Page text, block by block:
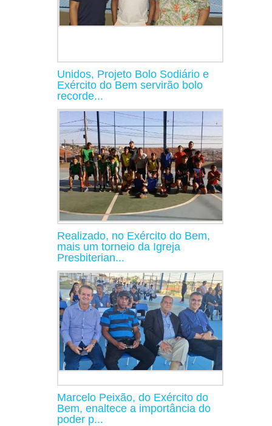
Unidos, Projeto Bolo Sodiário e
Exército do Bem servirão bolo
recorde...
Realizado, no Exército do Bem,
mais um torneio da Igreja
Presbiterian...
Marcelo Peixão, do Exército do
Bem, enaltece a importância do
poder p...